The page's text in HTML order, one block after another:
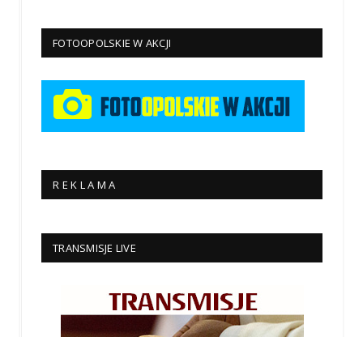
FOTOOPOLSKIE W AKCJI
R E K L A M A
TRANSMISJE LIVE